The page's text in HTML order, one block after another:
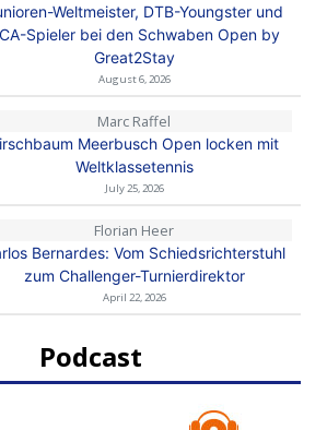
Weltmeister, DTB-Youngster und
Spieler bei den Schwaben Open by
Great2Stay
August 6, 2026
Marc Raffel
Meerbusch Open locken mit
Weltklassetennis
July 25, 2026
Florian Heer
Bernardes: Vom Schiedsrichterstuhl
zum Challenger-Turnierdirektor
April 22, 2026
Podcast